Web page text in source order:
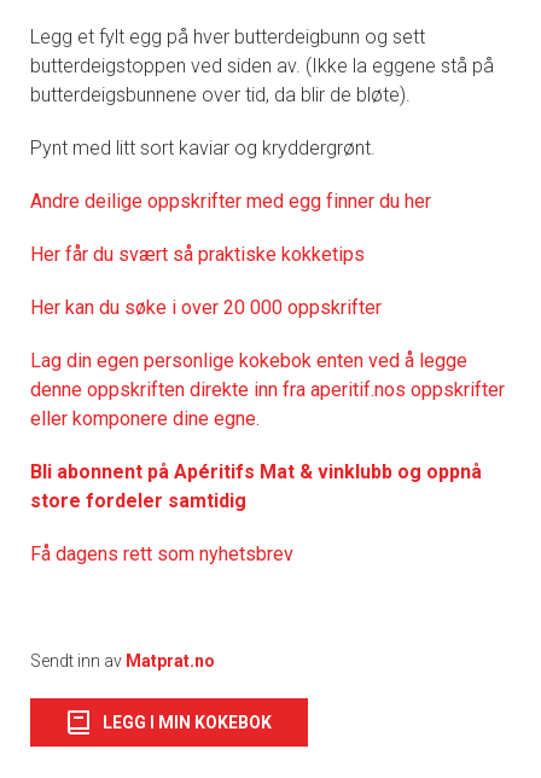
Legg et fylt egg på hver butterdeigbunn og sett
butterdeigstoppen ved siden av. (Ikke la eggene stå på
butterdeigsbunnene over tid, da blir de bløte).
Pynt med litt sort kaviar og kryddergrønt.
Andre deilige oppskrifter med egg finner du her
Her får du svært så praktiske kokketips
Her kan du søke i over 20 000 oppskrifter
Lag din egen personlige kokebok enten ved å legge
denne oppskriften direkte inn fra aperitif.nos oppskrifter
eller komponere dine egne.
Bli abonnent på Apéritifs Mat & vinklubb og oppnå
store fordeler samtidig
Få dagens rett som nyhetsbrev
Sendt inn av Matprat.no
LEGG I MIN KOKEBOK